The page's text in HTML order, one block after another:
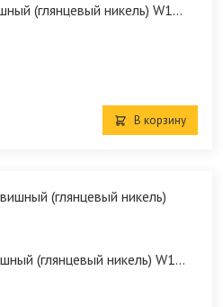
(глянцевый никель) W1...
В корзину
(глянцевый никель) W1...